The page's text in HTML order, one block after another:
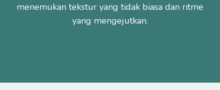
menemukan tekstur yang tidak biasa dan ritme
yang mengejutkan.